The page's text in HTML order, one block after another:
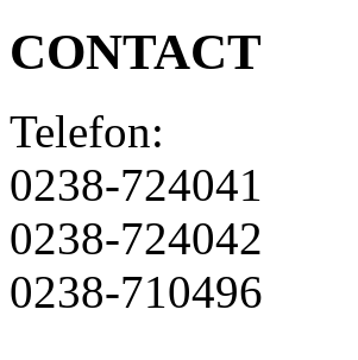
CONTACT
Telefon:
0238-724041
0238-724042
0238-710496